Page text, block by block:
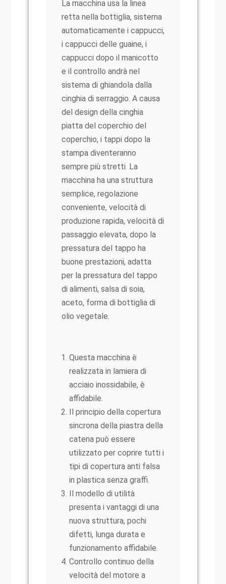
La macchina usa la linea
retta nella bottiglia, sistema
automaticamente i cappucci,
i cappucci delle guaine, i
cappucci dopo il manicotto
e il controllo andrà nel
sistema di ghiandola dalla
cinghia di serraggio. A causa
del design della cinghia
piatta del coperchio del
coperchio, i tappi dopo la
stampa diventeranno
sempre più stretti. La
macchina ha una struttura
semplice, regolazione
conveniente, velocità di
produzione rapida, velocità di
passaggio elevata, dopo la
pressatura del tappo ha
buone prestazioni, adatta
per la pressatura del tappo
di alimenti, salsa di soia,
aceto, forma di bottiglia di
olio vegetale.
Questa macchina è
realizzata in lamiera di
acciaio inossidabile, è
affidabile.
Il principio della copertura
sincrona della piastra della
catena può essere
utilizzato per coprire tutti i
tipi di copertura anti falsa
in plastica senza graffi.
Il modello di utilità
presenta i vantaggi di una
nuova struttura, pochi
difetti, lunga durata e
funzionamento affidabile.
Controllo continuo della
velocità del motore a